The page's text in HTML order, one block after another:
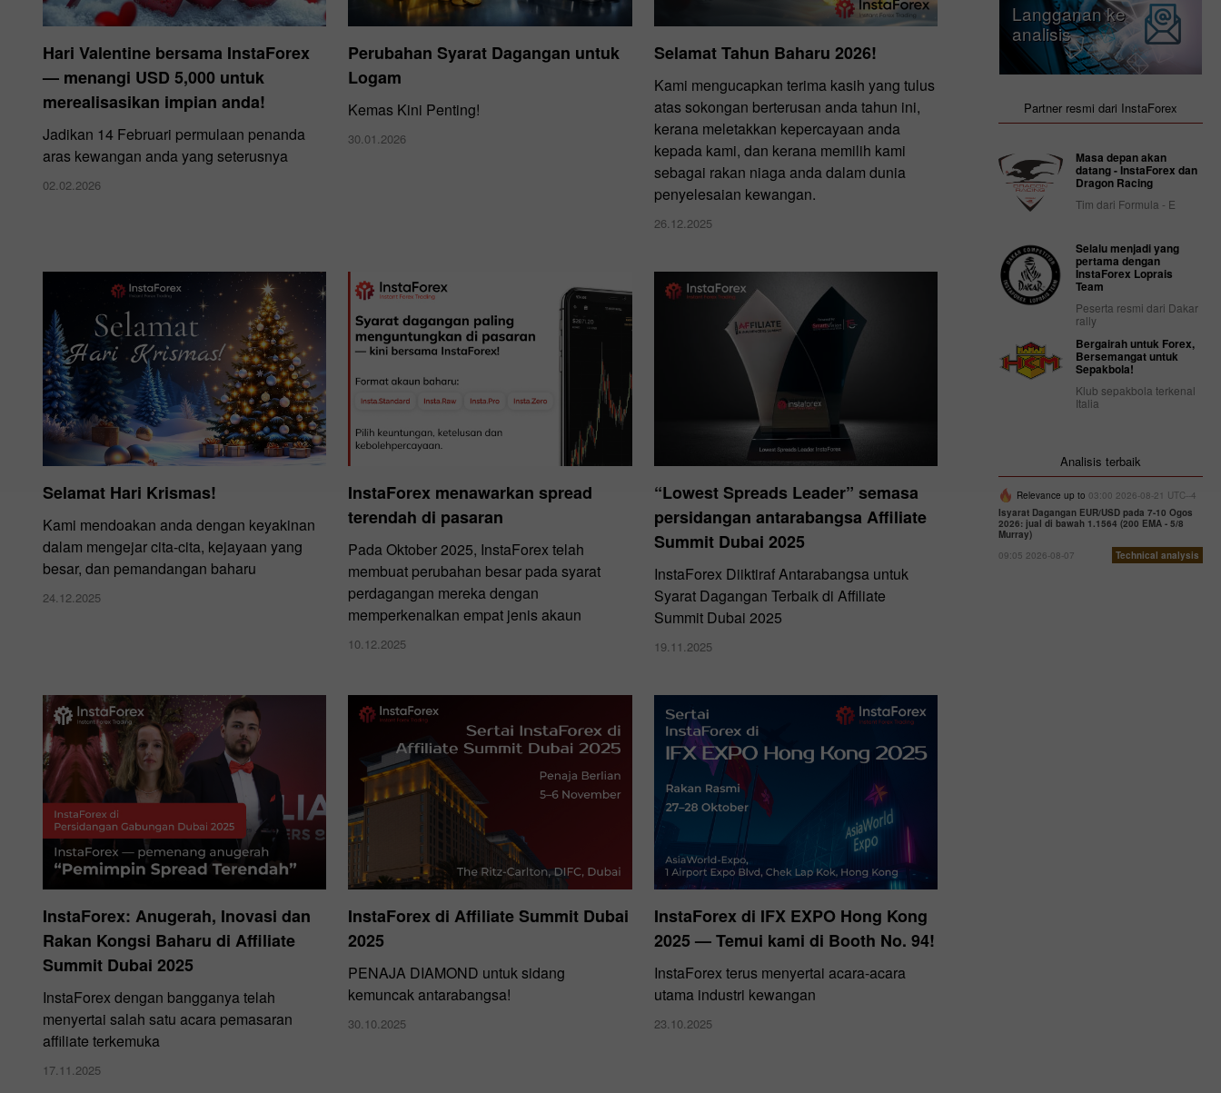
Hari Valentine bersama InstaForex
— menangi USD 5,000 untuk
merealisasikan impian anda!
Jadikan 14 Februari permulaan penanda
aras kewangan anda yang seterusnya
02.02.2026
Perubahan Syarat Dagangan untuk
Logam
Kemas Kini Penting!
30.01.2026
Selamat Tahun Baharu 2026!
Kami mengucapkan terima kasih yang tulus
atas sokongan berterusan anda tahun ini,
kerana meletakkan kepercayaan anda
kepada kami, dan kerana memilih kami
sebagai rakan niaga anda dalam dunia
penyelesaian kewangan.
26.12.2025
Selamat Hari Krismas!
Kami mendoakan anda dengan keyakinan
dalam mengejar cita-cita, kejayaan yang
besar, dan pemandangan baharu
24.12.2025
InstaForex menawarkan spread
terendah di pasaran
Pada Oktober 2025, InstaForex telah
membuat perubahan besar pada syarat
perdagangan mereka dengan
memperkenalkan empat jenis akaun
10.12.2025
“Lowest Spreads Leader” semasa
persidangan antarabangsa Affiliate
Summit Dubai 2025
InstaForex Diiktiraf Antarabangsa untuk
Syarat Dagangan Terbaik di Affiliate
Summit Dubai 2025
19.11.2025
InstaForex: Anugerah, Inovasi dan
Rakan Kongsi Baharu di Affiliate
Summit Dubai 2025
InstaForex dengan bangganya telah
menyertai salah satu acara pemasaran
affiliate terkemuka
17.11.2025
InstaForex di Affiliate Summit Dubai
2025
PENAJA DIAMOND untuk sidang
kemuncak antarabangsa!
30.10.2025
InstaForex di IFX EXPO Hong Kong
2025 — Temui kami di Booth No. 94!
InstaForex terus menyertai acara-acara
utama industri kewangan
23.10.2025
Langganan ke
analisis
Partner resmi dari InstaForex
Masa depan akan
datang - InstaForex dan
Dragon Racing
Tim dari Formula - E
Selalu menjadi yang
pertama dengan
InstaForex Loprais
Team
Peserta resmi dari Dakar
rally
Bergairah untuk Forex,
Bersemangat untuk
Sepakbola!
Klub sepakbola terkenal
Italia
Analisis terbaik
Relevance up to 03:00 2026-08-21 UTC--4
Isyarat Dagangan EUR/USD pada 7-10 Ogos
2026: jual di bawah 1.1564 (200 EMA - 5/8
Murray)
09:05 2026-08-07
Technical analysis